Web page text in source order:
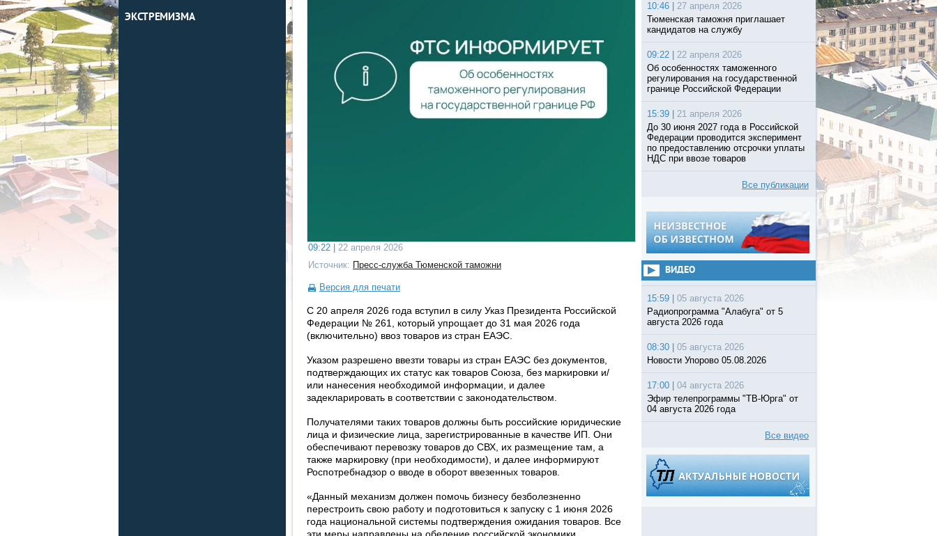
ЭКСТРЕМИЗМА
09:22 |
22 апреля 2026
Источник: Пресс-служба Тюменской таможни
Версия для печати
С 20 апреля 2026 года вступил в силу Указ Президента Российской
Федерации № 261, который упрощает до 31 мая 2026 года
(включительно) ввоз товаров из стран ЕАЭС.
Указом разрешено ввезти товары из стран ЕАЭС без документов,
подтверждающих их статус как товаров Союза, без маркировки и/
или нанесения необходимой информации, и далее
задекларировать в соответствии с законодательством.
Получателями таких товаров должны быть российские юридические
лица и физические лица, зарегистрированные в качестве ИП. Они
обеспечивают перевозку товаров до СВХ, их размещение там, а
также маркировку (при необходимости), и далее информируют
Роспотребнадзор о вводе в оборот ввезенных товаров.
«Данный механизм должен помочь бизнесу безболезненно
перестроить свою работу и подготовиться к запуску с 1 июня 2026
года национальной системы подтверждения ожидания товаров. Все
10:46 |
27 апреля 2026
Тюменская таможня приглашает
кандидатов на службу
09:22 |
22 апреля 2026
Об особенностях таможенного
регулирования на государственной
границе Российской Федерации
15:39 |
21 апреля 2026
До 30 июня 2027 года в Российской
Федерации проводится эксперимент
по предоставлению отсрочки уплаты
НДС при ввозе товаров
Все публикации
ВИДЕО
15:59 |
05 августа 2026
Радиопрограмма "Алабуга" от 5
августа 2026 года
08:30 |
05 августа 2026
Новости Упорово 05.08.2026
17:00 |
04 августа 2026
Эфир телепрограммы "ТВ-Юрга" от
04 августа 2026 года
Все видео